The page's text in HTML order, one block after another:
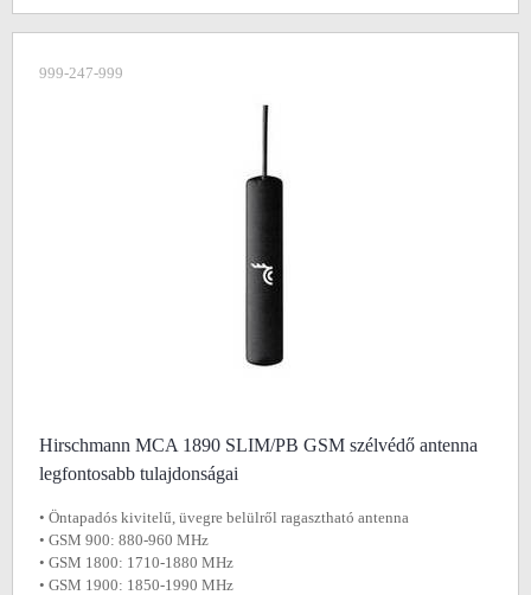
999-247-999
Hirschmann MCA 1890 SLIM/PB GSM szélvédő antenna
legfontosabb tulajdonságai
• Öntapadós kivitelű, üvegre belülről ragasztható antenna
• GSM 900: 880-960 MHz
• GSM 1800: 1710-1880 MHz
• GSM 1900: 1850-1990 MHz